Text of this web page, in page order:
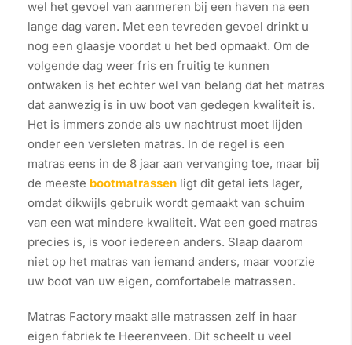
wel het gevoel van aanmeren bij een haven na een
lange dag varen. Met een tevreden gevoel drinkt u
nog een glaasje voordat u het bed opmaakt. Om de
volgende dag weer fris en fruitig te kunnen
ontwaken is het echter wel van belang dat het matras
dat aanwezig is in uw boot van gedegen kwaliteit is.
Het is immers zonde als uw nachtrust moet lijden
onder een versleten matras. In de regel is een
matras eens in de 8 jaar aan vervanging toe, maar bij
de meeste bootmatrassen ligt dit getal iets lager,
omdat dikwijls gebruik wordt gemaakt van schuim
van een wat mindere kwaliteit. Wat een goed matras
precies is, is voor iedereen anders. Slaap daarom
niet op het matras van iemand anders, maar voorzie
uw boot van uw eigen, comfortabele matrassen.
Matras Factory maakt alle matrassen zelf in haar
eigen fabriek te Heerenveen. Dit scheelt u veel